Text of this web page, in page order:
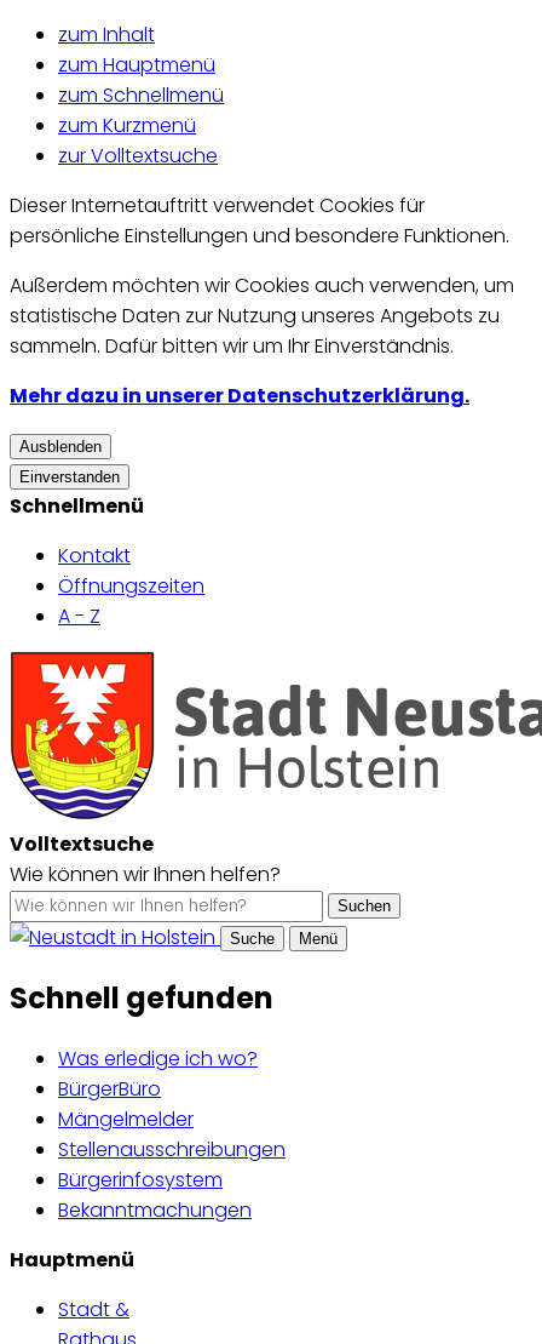
zum Inhalt
zum Hauptmenü
zum Schnellmenü
zum Kurzmenü
zur Volltextsuche
Dieser Internetauftritt verwendet Cookies für
persönliche Einstellungen und besondere Funktionen.
Außerdem möchten wir Cookies auch verwenden, um
statistische Daten zur Nutzung unseres Angebots zu
sammeln. Dafür bitten wir um Ihr Einverständnis.
Mehr dazu in unserer Datenschutzerklärung.
Ausblenden
Einverstanden
Schnellmenü
Kontakt
Öffnungszeiten
A - Z
Volltextsuche
Wie können wir Ihnen helfen?
Suchen
Suche
Menü
Schnell gefunden
Was erledige ich wo?
BürgerBüro
Mängelmelder
Stellenausschreibungen
Bürgerinfosystem
Bekanntmachungen
Hauptmenü
Stadt &